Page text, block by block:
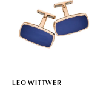
LEO WITTWER